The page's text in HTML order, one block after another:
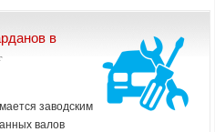
в
заводским
валов